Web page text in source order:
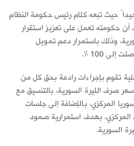
حيث تبعه كلام رئيس حكومة النظام
أن حكومته تعمل على تعزيز استقرار
وذلك باستمرار دعم تمويل
100 %.
تقوم بإجراءات رادعة بحق كل من
صرف الليرة السورية، بالتنسيق مع
المركزي، بالإضافة إلى جلسات
المركزي، بهدف استمرارية صمود
السورية.